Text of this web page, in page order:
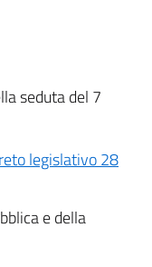
seduta del 7
legislativo 28
e della